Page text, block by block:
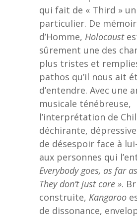
qui fait de « Third »
particulier. De
d’Homme, Holocaust
sûrement une des
plus tristes et
pathos qu’il nous ait
d’entendre. Avec une
musicale ténébreuse,
l’interprétation de
déchirante,
de désespoir face à
aux personnes qui
Everybody goes, as far
They don’t just care ».
construite, Kangaroo
de dissonance,